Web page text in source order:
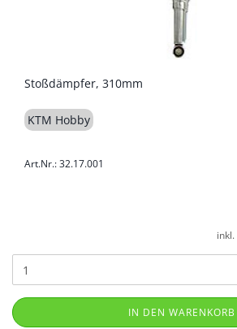
Stoßdämpfer, 310mm
KTM Hobby
Art.Nr.: 32.17.001
IN DEN WARENKORB